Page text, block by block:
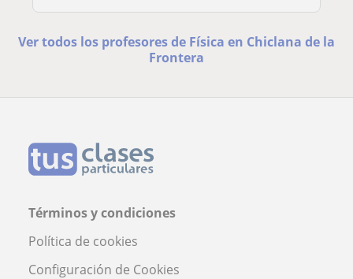
Ver todos los profesores de Física en Chiclana de la
Frontera
Términos y condiciones
Política de cookies
Configuración de Cookies